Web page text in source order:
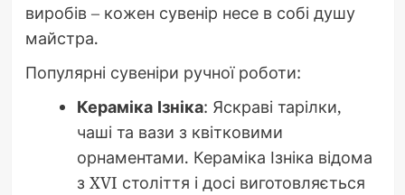
виробів – кожен сувенір несе в собі душу
майстра.
Популярні сувеніри ручної роботи:
Кераміка Ізніка: Яскраві тарілки,
чаші та вази з квітковими
орнаментами. Кераміка Ізніка відома
з XVI століття і досі виготовляється